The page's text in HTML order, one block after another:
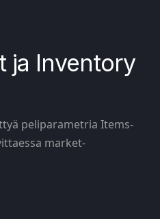
ja Inventory
peliparametria Items-
market-